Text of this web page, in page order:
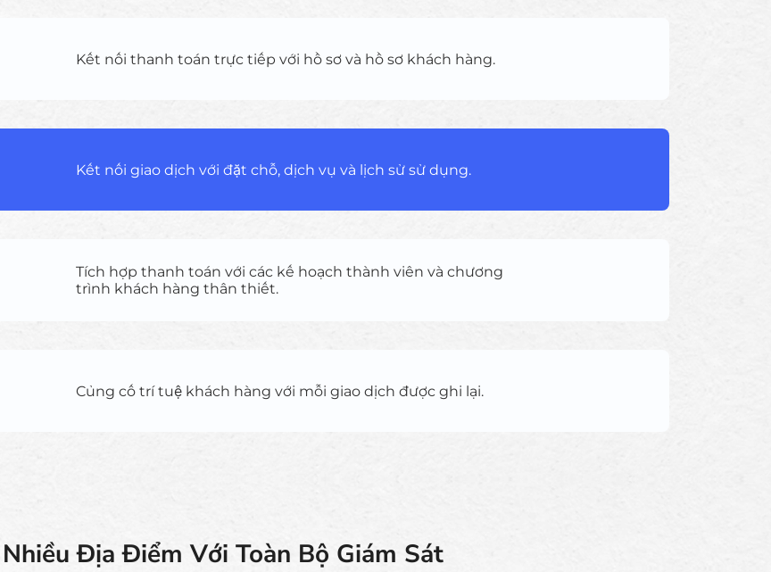
Kết nối thanh toán trực tiếp với hồ sơ và hồ sơ khách hàng.
Kết nối giao dịch với đặt chỗ, dịch vụ và lịch sử sử dụng.
Tích hợp thanh toán với các kế hoạch thành viên và chương
trình khách hàng thân thiết.
Củng cố trí tuệ khách hàng với mỗi giao dịch được ghi lại.
Địa Điểm Với Toàn Bộ Giám Sát